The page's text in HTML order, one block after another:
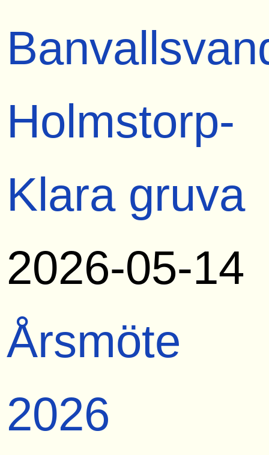
Holmstorp-
Klara gruva
2026-05-14
Årsmöte
2026